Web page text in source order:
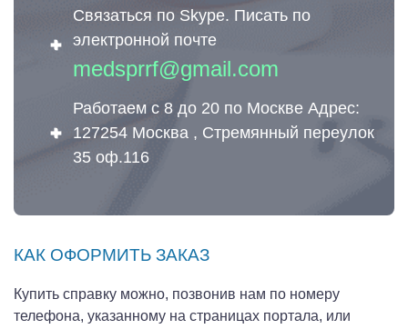
Связаться по Skype. Писать по
электронной почте
medsprrf@gmail.com
Работаем с 8 до 20 по Москве Адрес:
127254 Москва , Стремянный переулок
35 оф.116
КАК ОФОРМИТЬ ЗАКАЗ
Купить справку можно, позвонив нам по номеру
телефона, указанному на страницах портала, или